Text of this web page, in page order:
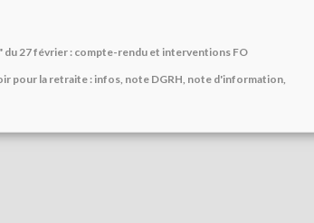
du 27 février : compte-rendu et interventions FO
pour la retraite : infos, note DGRH, note d'information,